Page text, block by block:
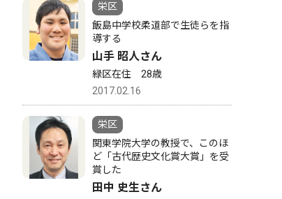
栄区
飯島中学校柔道部で生徒らを指
導する
山手 昭人さん
緑区在住 28歳
2017.02.16
栄区
関東学院大学の教授で、このほ
ど「古代歴史文化賞大賞」を受
賞した
田中 史生さん